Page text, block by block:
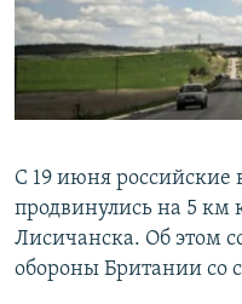
ПОБЕДИТЕЛЕЙ НЕ СУДЯТ?
КРЫМ.НЕПОКОРЕННЫЙ
ELIFBE
ПРИСОЕДИНЯЙТЕСЬ!
Все сайты RFE/RL
С 19 июня российские
продвинулись на 5
Лисичанска. Об этом
обороны Британии со